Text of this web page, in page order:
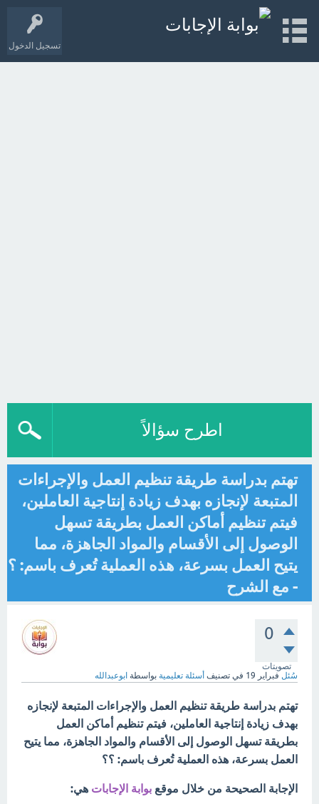
تسجيل الدخول
اطرح سؤالاً
تهتم بدراسة طريقة تنظيم العمل والإجراءات
المتبعة لإنجازه بهدف زيادة إنتاجية العاملين،
فيتم تنظيم أماكن العمل بطريقة تسهل
الوصول إلى الأقسام والمواد الجاهزة، مما
يتيح العمل بسرعة، هذه العملية تُعرف باسم: ؟
- مع الشرح
0
تصويتات
سُئل فبراير 19 في تصنيف أسئلة تعليمية بواسطة ابوعبدالله
تهتم بدراسة طريقة تنظيم العمل والإجراءات المتبعة لإنجازه
بهدف زيادة إنتاجية العاملين، فيتم تنظيم أماكن العمل
بطريقة تسهل الوصول إلى الأقسام والمواد الجاهزة، مما يتيح
العمل بسرعة، هذه العملية تُعرف باسم: ؟؟
الإجابة الصحيحة من خلال موقع بوابة الإجابات هي: